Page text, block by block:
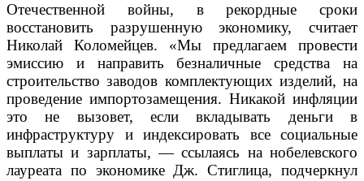
Отечественной войны, в рекордные сроки
восстановить разрушенную экономику, считает
Николай Коломейцев. «Мы предлагаем провести
эмиссию и направить безналичные средства на
строительство заводов комплектующих изделий, на
проведение импортозамещения. Никакой инфляции
это не вызовет, если вкладывать деньги в
инфраструктуру и индексировать все социальные
выплаты и зарплаты, — ссылаясь на нобелевского
лауреата по экономике Дж. Стиглица, подчеркнул